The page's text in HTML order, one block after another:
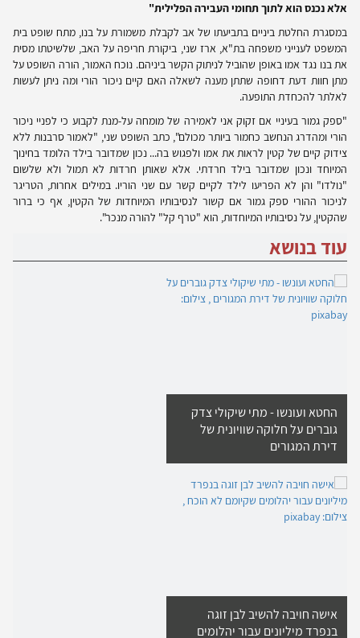
אלא נכנס הוא לתוך תחומי העבירה הפלילית"
במסגרת החלטת ביניים בתביעתו של אב לקבלת משמורת על בנו, מתח שופט בית
המשפט לענייני משפחה בת"א, ארז שני, ביקורת חריפה על האב, שלשיטתו מסית
את בנו נגד אמו באופן שהוביל לניתוק הקשר ביניהם. נוכח האמור, הורה השופט על
מתן חוות דעת דחופה שתתן מענה לשאלה האם קיים ניכור הורי ומה ניתן לעשות
לאלתר להכחדת התופעה.
"ספק גמור בעיניי אם זקוק אני לאמירה של מומחה על-מנת לקבוע כי לפניי ניכור
הורי ומהדרג הנחשב כחמור ביותר מכולם", כתב השופט שני, "לאמור סרבנות ללא
צידוק קיים של קטין לראות את אמו ולפגוש בה... נכון שמדובר בילד הלומד בחינוך
המיוחד ונכון שמדובר בילד חרדתי. אלא שאותן חרדות לא תמול ולא שלשום
"נולדו" והן לא הפריעו לילד לקיים קשר עם שני הוריו. במילים אחרות, הטריגר
לניכור ההורי ספק גמור אם קשור לנסיבותיו המיוחדות של הקטין, אף כי ברור
שהקטין, על נסיבותיו המיוחדות, הוא "טרף קל" להורה מנכר".
עוד בנושא
החטא ועונשו - מתי שיקולי צדק
גוברים על חלוקה שוויונית של
דירת המגורים
אישה חויבה להשיב לבן זוגה
בנפרד מיליונים עבור יהלומים